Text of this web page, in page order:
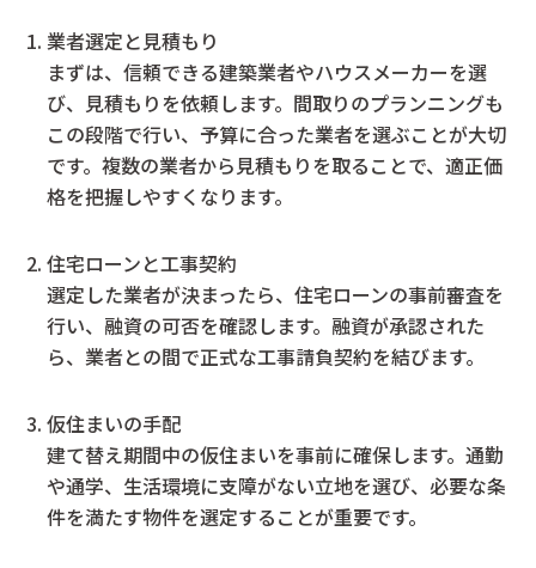
業者選定と見積もり
まずは、信頼できる建築業者やハウスメーカーを選
び、見積もりを依頼します。間取りのプランニングも
この段階で行い、予算に合った業者を選ぶことが大切
です。複数の業者から見積もりを取ることで、適正価
格を把握しやすくなります。
住宅ローンと工事契約
選定した業者が決まったら、住宅ローンの事前審査を
行い、融資の可否を確認します。融資が承認された
ら、業者との間で正式な工事請負契約を結びます。
仮住まいの手配
建て替え期間中の仮住まいを事前に確保します。通勤
や通学、生活環境に支障がない立地を選び、必要な条
件を満たす物件を選定することが重要です。